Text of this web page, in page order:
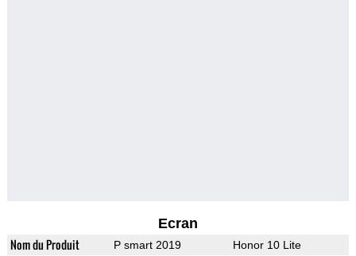
Ecran
Nom du Produit P smart 2019 Honor 10 Lite